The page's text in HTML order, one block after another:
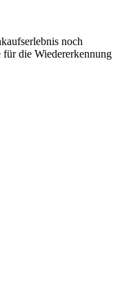
noch
für die Wiedererkennung